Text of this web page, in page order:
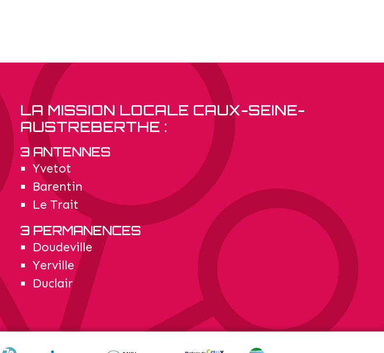
LA MISSION LOCALE CAUX-SEINE-
AUSTREBERTHE :
3 ANTENNES
Yvetot
Barentin
Le Trait
3 PERMANENCES
Doudeville
Yerville
Duclair